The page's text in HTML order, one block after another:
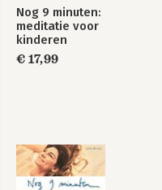
Nog 9 minuten:
meditatie voor
kinderen
€ 17,99